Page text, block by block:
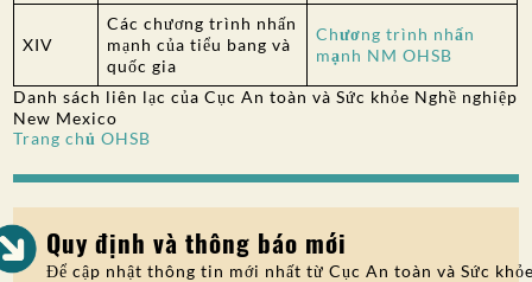
XIV
Các chương trình nhấn
mạnh của tiểu bang và
quốc gia
Chương trình nhấn
mạnh NM OHSB
Danh sách liên lạc của Cục An toàn và Sức khỏe Nghề nghiệp
New Mexico
Trang chủ OHSB
Quy định và thông báo mới
Để cập nhật thông tin mới nhất từ Cục An toàn và Sức